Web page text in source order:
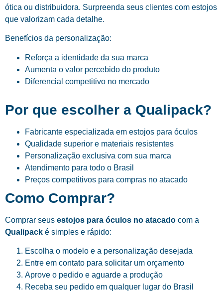
ótica ou distribuidora. Surpreenda seus clientes com estojos
que valorizam cada detalhe.
Benefícios da personalização:
Reforça a identidade da sua marca
Aumenta o valor percebido do produto
Diferencial competitivo no mercado
Por que escolher a Qualipack?
Fabricante especializada em estojos para óculos
Qualidade superior e materiais resistentes
Personalização exclusiva com sua marca
Atendimento para todo o Brasil
Preços competitivos para compras no atacado
Como Comprar?
Comprar seus estojos para óculos no atacado com a
Qualipack é simples e rápido:
Escolha o modelo e a personalização desejada
Entre em contato para solicitar um orçamento
Aprove o pedido e aguarde a produção
Receba seu pedido em qualquer lugar do Brasil